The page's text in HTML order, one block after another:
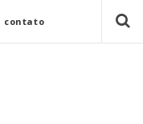
contato